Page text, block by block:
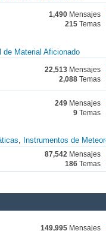
1,490 Mensajes
215 Temas
de Material Aficionado
22,513 Mensajes
2,088 Temas
249 Mensajes
9 Temas
Instrumentos de
87,542 Mensajes
186 Temas
149,995 Mensajes